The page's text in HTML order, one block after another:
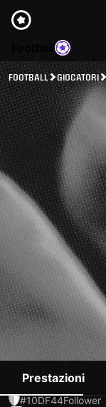
FOOTBALL GIOCATORI
#10DF44Follower
Prestazioni